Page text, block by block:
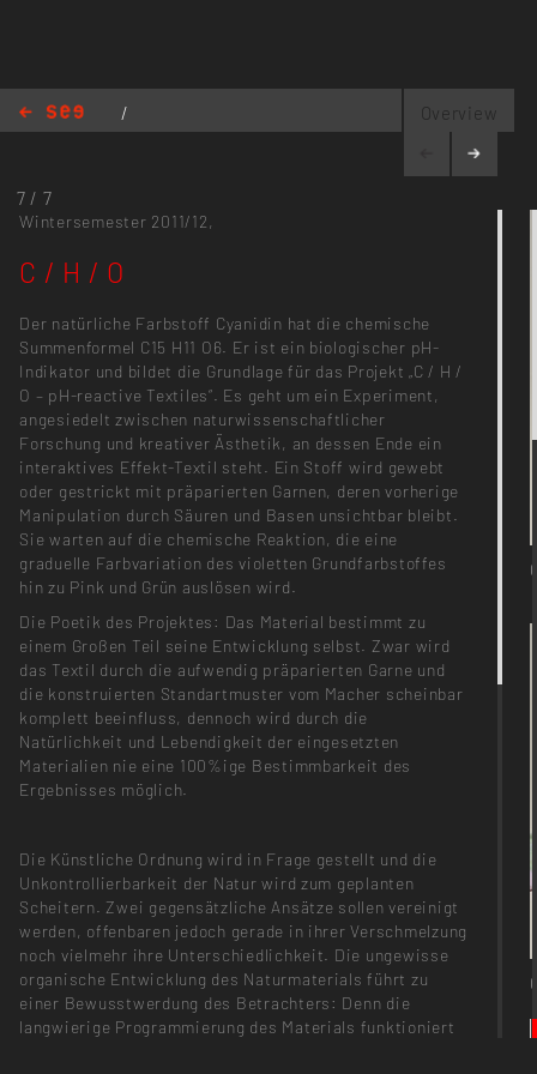
/
Overview
7 / 7
Wintersemester 2011/12,
C / H / O
Der natürliche Farbstoff Cyanidin hat die chemische
Summenformel C15 H11 O6. Er ist ein biologischer pH-
Indikator und bildet die Grundlage für das Projekt „C / H /
O – pH-reactive Textiles“. Es geht um ein Experiment,
angesiedelt zwischen naturwissenschaftlicher
Forschung und kreativer Ästhetik, an dessen Ende ein
interaktives Effekt-Textil steht. Ein Stoff wird gewebt
oder gestrickt mit präparierten Garnen, deren vorherige
Manipulation durch Säuren und Basen unsichtbar bleibt.
Sie warten auf die chemische Reaktion, die eine
graduelle Farbvariation des violetten Grundfarbstoffes
hin zu Pink und Grün auslösen wird.
Die Poetik des Projektes: Das Material bestimmt zu
einem Großen Teil seine Entwicklung selbst. Zwar wird
das Textil durch die aufwendig präparierten Garne und
die konstruierten Standartmuster vom Macher scheinbar
komplett beeinfluss, dennoch wird durch die
Natürlichkeit und Lebendigkeit der eingesetzten
Materialien nie eine 100%ige Bestimmbarkeit des
Ergebnisses möglich.
Die Künstliche Ordnung wird in Frage gestellt und die
Unkontrollierbarkeit der Natur wird zum geplanten
Scheitern. Zwei gegensätzliche Ansätze sollen vereinigt
werden, offenbaren jedoch gerade in ihrer Verschmelzung
noch vielmehr ihre Unterschiedlichkeit. Die ungewisse
organische Entwicklung des Naturmaterials führt zu
einer Bewusstwerdung des Betrachters: Denn die
langwierige Programmierung des Materials funktioniert